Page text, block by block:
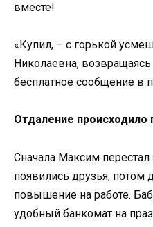
вместе!
«Купил, – с горькой
Николаевна,
бесплатное сообщение в
Отдаление происходило
Сначала Максим
появились друзья, потом
повышение на работе.
удобный банкомат на